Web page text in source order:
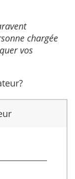
chargée
vos